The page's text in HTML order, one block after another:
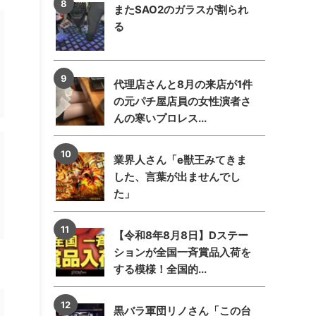
またSAO2のガラスが割られ
る
代理店さんと8月の来店が1件
の元パチ屋店員の女性演者さ
んの寒いプロレス...
業界人さん「e獣王みてきま
した、言葉が出ませんでし
た」
【令和8年8月8日】Dステー
ションが全国一斉賞品入荷を
する模様！全国的...
黒バラ軍団リノさん「この台